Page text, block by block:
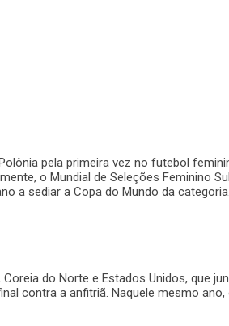
pela primeira vez no futebol
o Mundial de Seleções Feminino
a sediar a Copa do Mundo da categoria.
do Norte e Estados Unidos, que
contra a anfitriã. Naquele mesmo